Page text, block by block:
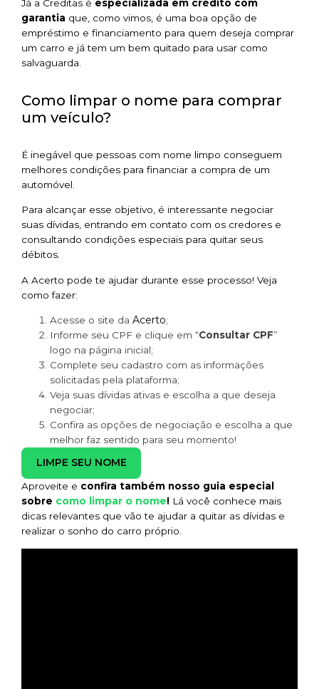
Já a Creditas é especializada em crédito com
garantia que, como vimos, é uma boa opção de
empréstimo e financiamento para quem deseja comprar
um carro e já tem um bem quitado para usar como
salvaguarda.
Como limpar o nome para comprar
um veículo?
É inegável que pessoas com nome limpo conseguem
melhores condições para financiar a compra de um
automóvel.
Para alcançar esse objetivo, é interessante negociar
suas dívidas, entrando em contato com os credores e
consultando condições especiais para quitar seus
débitos.
A Acerto pode te ajudar durante esse processo! Veja
como fazer:
Acesse o site da Acerto;
Informe seu CPF e clique em “Consultar CPF”
logo na página inicial;
Complete seu cadastro com as informações
solicitadas pela plataforma;
Veja suas dívidas ativas e escolha a que deseja
negociar;
Confira as opções de negociação e escolha a que
melhor faz sentido para seu momento!
LIMPE SEU NOME
Aproveite e confira também nosso guia especial
sobre como limpar o nome! Lá você conhece mais
dicas relevantes que vão te ajudar a quitar as dívidas e
realizar o sonho do carro próprio.